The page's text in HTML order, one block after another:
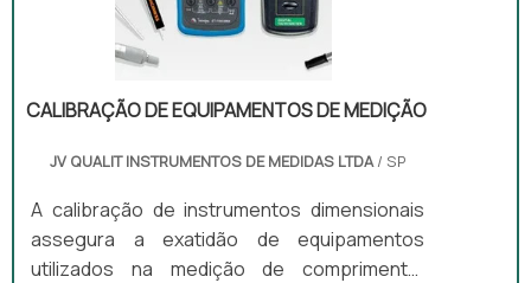
por fornecer os equipamentos fundamentais
nos estabelecimentos da área da saú.
CALIBRAÇÃO DE EQUIPAMENTOS DE MEDIÇÃO
JV QUALIT INSTRUMENTOS DE MEDIDAS LTDA/ SP
A calibração de instrumentos dimensionais
assegura a exatidão de equipamentos
utilizados na medição de comprimento,